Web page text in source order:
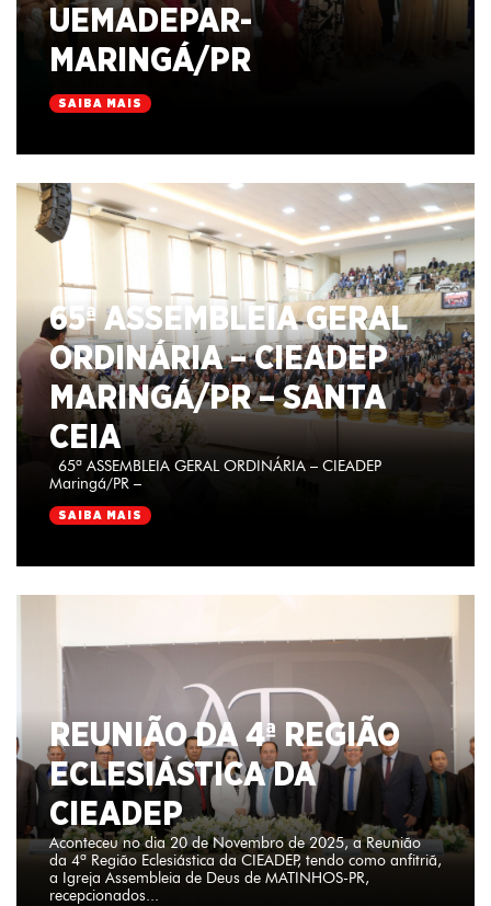
UEMADEPAR-
MARINGÁ/PR
SAIBA MAIS
65ª ASSEMBLEIA GERAL
ORDINÁRIA – CIEADEP
MARINGÁ/PR – SANTA
CEIA
65ª ASSEMBLEIA GERAL ORDINÁRIA – CIEADEP
Maringá/PR –
SAIBA MAIS
REUNIÃO DA 4ª REGIÃO
ECLESIÁSTICA DA
CIEADEP
Aconteceu no dia 20 de Novembro de 2025, a Reunião
da 4ª Região Eclesiástica da CIEADEP, tendo como anfitriã,
a Igreja Assembleia de Deus de MATINHOS-PR,
recepcionados...